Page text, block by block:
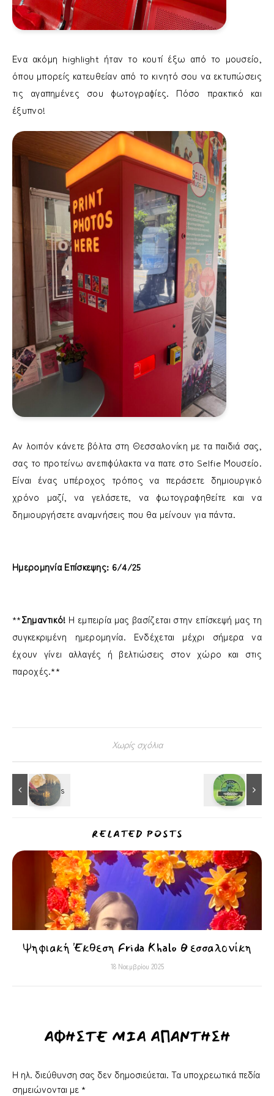
Ένα ακόμη highlight ήταν το κουτί έξω από το μουσείο,
όπου μπορείς κατευθείαν από το κινητό σου να εκτυπώσεις
τις αγαπημένες σου φωτογραφίες. Πόσο πρακτικό και
έξυπνο!
Αν λοιπόν κάνετε βόλτα στη Θεσσαλονίκη με τα παιδιά σας,
σας το προτείνω ανεπιφύλακτα να πατε στο Selfie Μουσείο.
Είναι ένας υπέροχος τρόπος να περάσετε δημιουργικό
χρόνο μαζί, να γελάσετε, να φωτογραφηθείτε και να
δημιουργήσετε αναμνήσεις που θα μείνουν για πάντα.
Ημερομηνία Επίσκεψης: 6/4/25
**Σημαντικό! Η εμπειρία μας βασίζεται στην επίσκεψή μας τη
συγκεκριμένη ημερομηνία. Ενδέχεται μέχρι σήμερα να
έχουν γίνει αλλαγές ή βελτιώσεις στον χώρο και στις
παροχές.**
Χωρίς σχόλια
RELATED POSTS
Ψηφιακή Έκθεση Frida Khalo Θεσσαλονίκη
18 Νοεμβρίου 2025
ΑΦΉΣΤΕ ΜΙΑ ΑΠΆΝΤΗΣΗ
Η ηλ. διεύθυνση σας δεν δημοσιεύεται. Τα υποχρεωτικά πεδία
σημειώνονται με *